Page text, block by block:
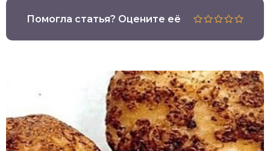
Помогла статья? Оцените её